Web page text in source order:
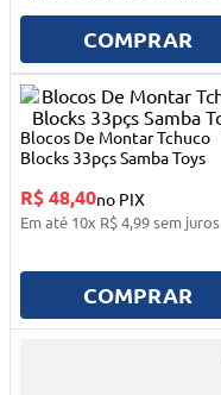
COMPRAR
Blocos De Montar Tchuco
Blocks 33pçs Samba Toys
R$ 48,40no PIX
Em até 10x R$4,99sem juros
COMPRAR